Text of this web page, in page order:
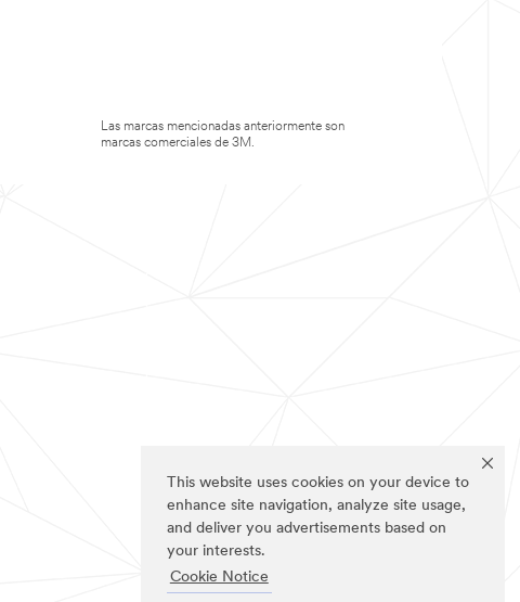
This website uses cookies on your device to
enhance site navigation, analyze site usage,
and deliver you advertisements based on
your interests.
Cookie Notice
Las marcas mencionadas anteriormente son
marcas comerciales de 3M.